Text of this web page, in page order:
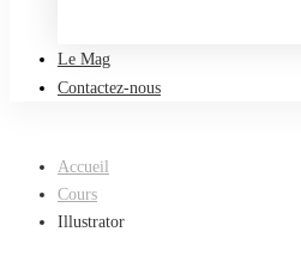
Le Mag
Contactez-nous
Accueil
Cours
Illustrator